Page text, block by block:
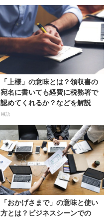
「上様」の意味とは？領収書の
宛名に書いても経費に税務署で
認めてくれるか？などを解説
用語
「おかげさまで」の意味と使い
方とは？ビジネスシーンでの